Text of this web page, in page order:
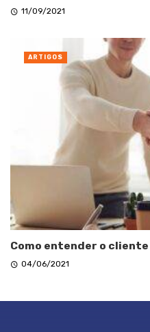
11/09/2021
Como entender o cliente
04/06/2021
ARTIGOS